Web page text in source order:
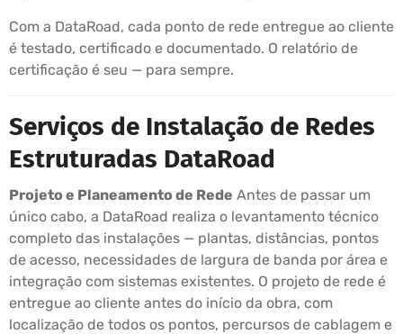
Com a DataRoad, cada ponto de rede entregue ao cliente
é testado, certificado e documentado. O relatório de
certificação é seu — para sempre.
Serviços de Instalação de Redes
Estruturadas DataRoad
Projeto e Planeamento de Rede Antes de passar um
único cabo, a DataRoad realiza o levantamento técnico
completo das instalações — plantas, distâncias, pontos
de acesso, necessidades de largura de banda por área e
integração com sistemas existentes. O projeto de rede é
entregue ao cliente antes do início da obra, com
localização de todos os pontos, percursos de cablagem e